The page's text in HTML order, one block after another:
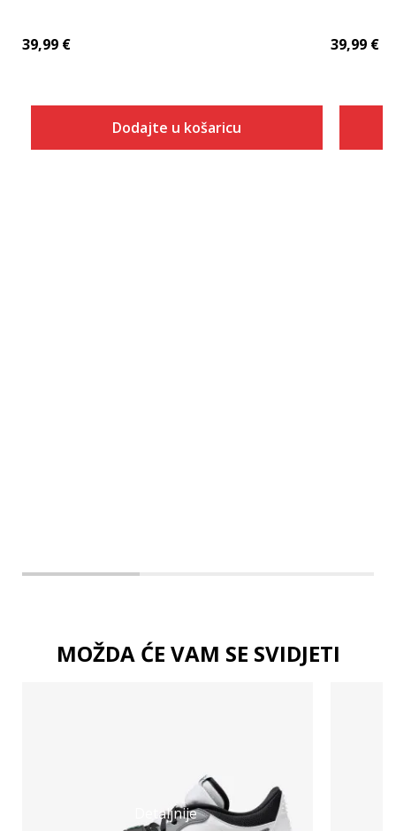
39,99 €
Dodajte u košaricu
39,99 €
MOŽDA ĆE VAM SE SVIDJETI
Detaljnije